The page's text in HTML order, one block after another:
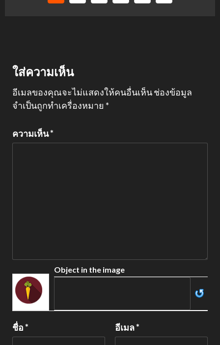
ใส่ความเห็น
อีเมลของคุณจะไม่แสดงให้คนอื่นเห็นช่องข้อมูล
จำเป็นถูกทำเครื่องหมาย *
ความเห็น*
Object in the image
ชื่อ* อีเมล*